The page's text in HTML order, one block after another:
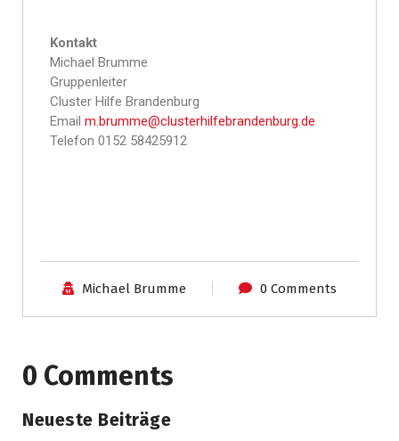
Kontakt
Michael Brumme
Gruppenleiter
Cluster Hilfe Brandenburg
Email m.brumme@clusterhilfebrandenburg.de
Telefon 0152 58425912
Michael Brumme 0 Comments
0 Comments
Neueste Beiträge